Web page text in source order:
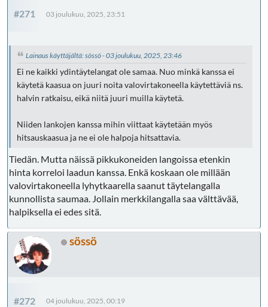
#271 03 joulukuu, 2025, 23:51
Lainaus käyttäjältä: sössö - 03 joulukuu, 2025, 23:46
Ei ne kaikki ydintäytelangat ole samaa. Nuo minkä kanssa ei
käytetä kaasua on juuri noita valovirtakoneella käytettäviä ns.
halvin ratkaisu, eikä niitä juuri muilla käytetä.
Niiden lankojen kanssa mihin viittaat käytetään myös
hitsauskaasua ja ne ei ole halpoja hitsattavia.
Tiedän. Mutta näissä pikkukoneiden langoissa etenkin
hinta korreloi laadun kanssa. Enkä koskaan ole millään
valovirtakoneella lyhytkaarella saanut täytelangalla
kunnollista saumaa. Jollain merkkilangalla saa välttävää,
halpiksella ei edes sitä.
sössö
#272 04 joulukuu, 2025, 00:19